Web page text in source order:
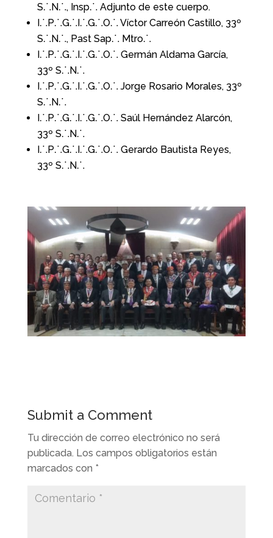
S⸫N⸫, Insp⸫ Adjunto de este cuerpo.
I⸫P⸫G⸫I⸫G⸫O⸫ Víctor Carreón Castillo, 33º
S⸫N⸫, Past Sap⸫Mtro⸫
I⸫P⸫G⸫I⸫G⸫O⸫ Germán Aldama García,
33º S⸫N⸫
I⸫P⸫G⸫I⸫G⸫O⸫ Jorge Rosario Morales, 33º
S⸫N⸫
I⸫P⸫G⸫I⸫G⸫O⸫ Saúl Hernández Alarcón,
33º S⸫N⸫
I⸫P⸫G⸫I⸫G⸫O⸫ Gerardo Bautista Reyes,
33º S⸫N⸫
Submit a Comment
Tu dirección de correo electrónico no será
publicada. Los campos obligatorios están
marcados con *